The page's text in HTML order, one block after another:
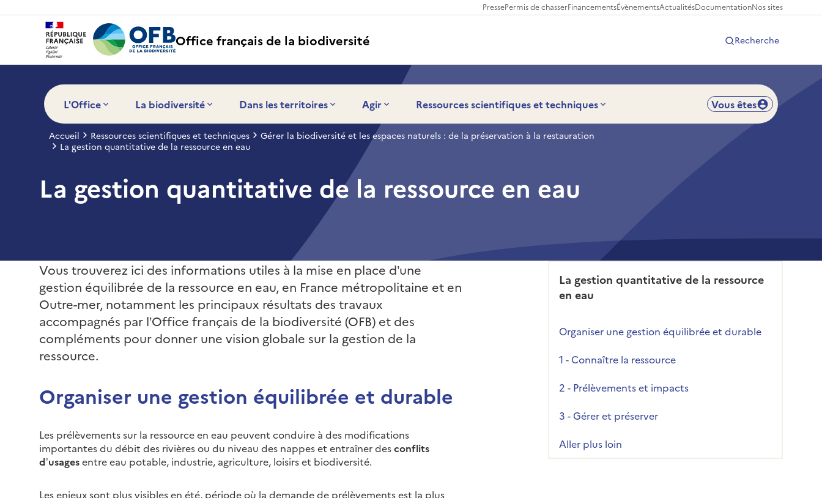
PressePermis de chasserFinancementsÉvènementsActualitésDocumentationNos sites
Office français de la biodiversité Recherche
L'Office La biodiversité Dans les territoires Agir Ressources scientifiques et techniques Vous êtes
Accueil Ressources scientifiques et techniques
Gérer la biodiversité et les espaces naturels : de la préservation à la restauration
La gestion quantitative de la ressource en eau
La gestion quantitative de la ressource en eau
Vous trouverez ici des informations utiles à la mise en place d’une
gestion équilibrée de la ressource en eau, en France métropolitaine et en
Outre-mer, notamment les principaux résultats des travaux
accompagnés par l’Office français de la biodiversité (OFB) et des
compléments pour donner une vision globale sur la gestion de la
ressource.
La gestion quantitative de la ressource
en eau
Organiser une gestion équilibrée et durable
1 - Connaître la ressource
2 - Prélèvements et impacts
3 - Gérer et préserver
Aller plus loin
Organiser une gestion équilibrée et durable
Les prélèvements sur la ressource en eau peuvent conduire à des modifications
importantes du débit des rivières ou du niveau des nappes et entraîner desconflits
d’usagesentre eau potable, industrie, agriculture, loisirs et biodiversité.
Les enjeux sont plus visibles en été, période où la demande de prélèvements est la plus